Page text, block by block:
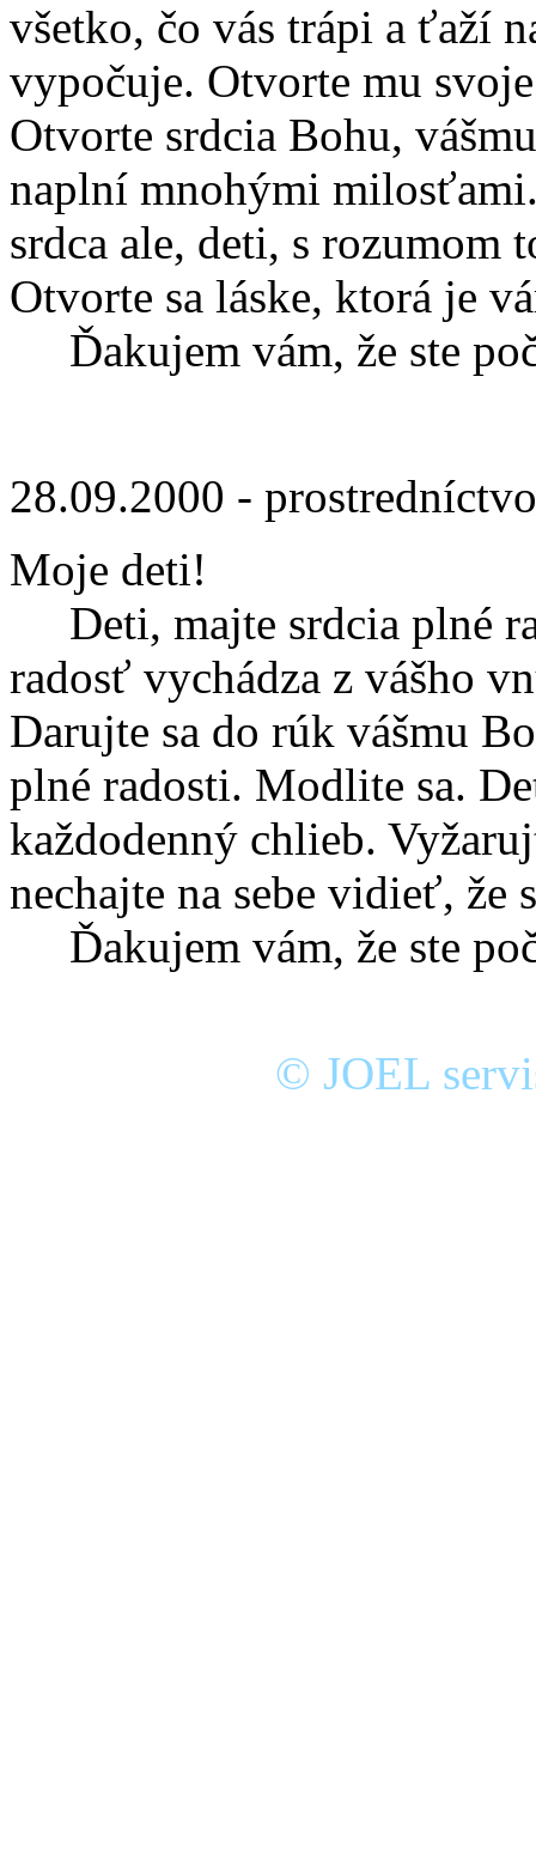
všetko, čo vás trápi a ťaží
vypočuje. Otvorte mu
Otvorte srdcia Bohu,
naplní mnohými
srdca ale, deti, s rozumom
Otvorte sa láske, ktorá je
Ďakujem vám, že ste
28.09.2000 -
Moje deti!
Deti, majte srdcia plné
radosť vychádza z vášho
Darujte sa do rúk vášmu
plné radosti. Modlite sa.
každodenný chlieb.
nechajte na sebe vidieť, že
Ďakujem vám, že ste
© JOEL